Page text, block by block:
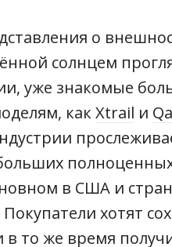
о
солнцем
уже знакомые
какXtrail и
в США и
хотят
в то же время